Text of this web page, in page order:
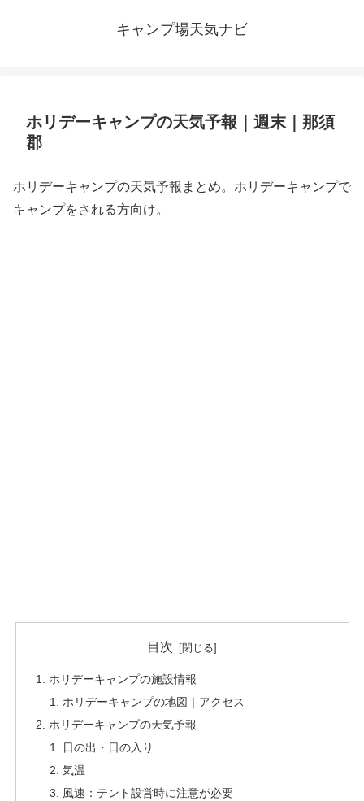
キャンプ場天気ナビ
ホリデーキャンプの天気予報｜週末｜那須
郡
ホリデーキャンプの天気予報まとめ。ホリデーキャンプで
キャンプをされる方向け。
目次
ホリデーキャンプの施設情報
ホリデーキャンプの地図｜アクセス
ホリデーキャンプの天気予報
日の出・日の入り
気温
風速：テント設営時に注意が必要